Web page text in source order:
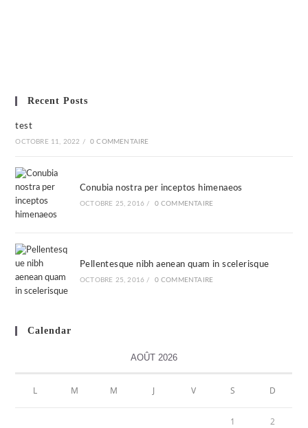
Recent Posts
test
OCTOBRE 11, 2022 / 0 COMMENTAIRE
Conubia nostra per inceptos himenaeos
OCTOBRE 25, 2016 / 0 COMMENTAIRE
Pellentesque nibh aenean quam in scelerisque
OCTOBRE 25, 2016 / 0 COMMENTAIRE
Calendar
AOÛT 2026
L M M J V S D
1 2